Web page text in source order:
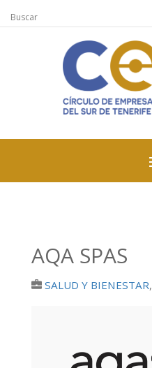
AQA SPAS
SALUD Y BIENESTAR,